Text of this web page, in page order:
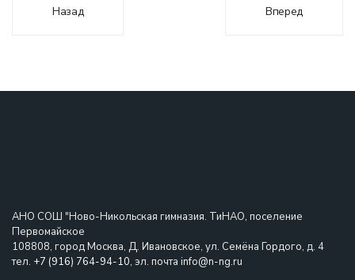
Назад Вперед
АНО СОШ "Ново-Никольская гимназия. ТиНАО, поселение
Первомайское
108808, город Москва, Д. Ивановское, ул. Семёна Гордого, д. 4
тел. +7 (916) 764-94-10, эл. почта info@n-ng.ru